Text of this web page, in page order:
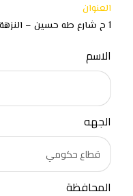
العنوان
1 ح شارع طه حسين – النزهة الجديدة – القاهرة مصر
الاسم
الجهه
المحافظة